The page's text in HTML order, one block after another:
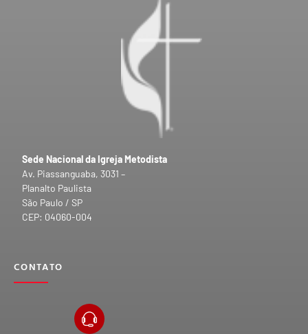
Sede Nacional da Igreja Metodista
Av. Piassanguaba, 3031 –
Planalto Paulista
São Paulo / SP
CEP: 04060-004
CONTATO